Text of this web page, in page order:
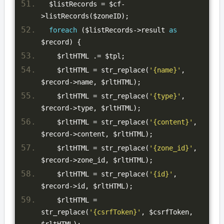
  $listRecords
= $cf-
>listRecords ($zoneID);
foreach
($listRecords->result as
$record )
{
    $rltHTML
.= $tpl ;
    $rltHTML
= str_replace( '{name}' ,
$record ->name, $rltHTML );
    $rltHTML
= str_replace( '{type}' ,
$record ->type, $rltHTML );
    $rltHTML
= str_replace( '{content}' ,
$record ->content , $rltHTML );
    $rltHTML
= str_replace( '{zone_id}' ,
$record ->zone_id , $rltHTML );
    $rltHTML
= str_replace( '{id}' ,
$record ->id , $rltHTML );
    $rltHTML
=
str_replace( '{csrfToken}' , $csrfToken,